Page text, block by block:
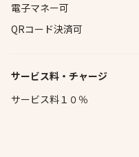
電子マネー可
QRコード決済可
サービス料・チャージ
サービス料１０％